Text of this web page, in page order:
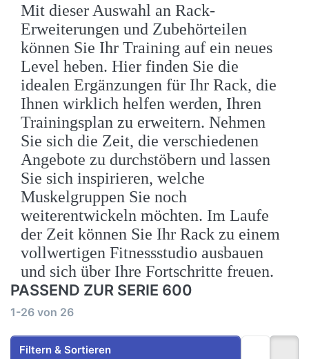
Mit dieser Auswahl an Rack-
Erweiterungen und Zubehörteilen
können Sie Ihr Training auf ein neues
Level heben. Hier finden Sie die
idealen Ergänzungen für Ihr Rack, die
Ihnen wirklich helfen werden, Ihren
Trainingsplan zu erweitern. Nehmen
Sie sich die Zeit, die verschiedenen
Angebote zu durchstöbern und lassen
Sie sich inspirieren, welche
Muskelgruppen Sie noch
weiterentwickeln möchten. Im Laufe
der Zeit können Sie Ihr Rack zu einem
vollwertigen Fitnessstudio ausbauen
und sich über Ihre Fortschritte freuen.
PASSEND ZUR SERIE 600
Suchergebnisse:
1-26 von 26
Filtern & Sortieren